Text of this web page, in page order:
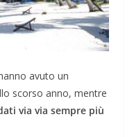
avuto un
scorso anno, mentre
via via sempre più